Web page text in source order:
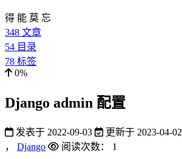
得 能 莫 忘
348 文章
54 目录
78 标签
0%
Django admin 配置
发表于 2022-09-03 更新于 2023-04-02
， Django 阅读次数： 1